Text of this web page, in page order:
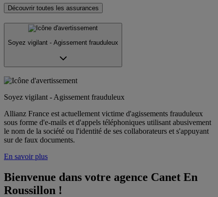
Découvrir toutes les assurances
Soyez vigilant - Agissement frauduleux
Soyez vigilant - Agissement frauduleux
Allianz France est actuellement victime d'agissements frauduleux
sous forme d'e-mails et d'appels téléphoniques utilisant abusivement
le nom de la société ou l'identité de ses collaborateurs et s'appuyant
sur de faux documents.
En savoir plus
Bienvenue dans votre agence Canet En
Roussillon !